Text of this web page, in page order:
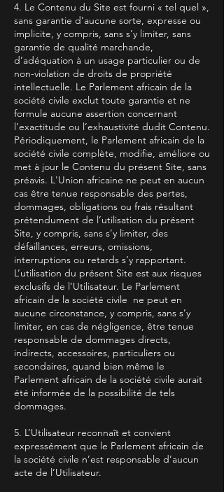
4. Le Contenu du Site est fourni « tel quel »,
sans garantie d’aucune sorte, expresse ou
implicite, y compris, sans s’y limiter, sans
garantie de qualité marchande,
d’adéquation à un usage particulier ou de
non-violation de droits de propriété
intellectuelle. Le Parlement africain de la
société civile exclut toute garantie et ne
formule aucune assertion concernant
l’exactitude ou l’exhaustivité dudit Contenu.
Périodiquement, le Parlement africain de la
société civile complète, modifie, améliore ou
met à jour le Contenu du présent Site, sans
préavis. L'Union africaine ne peut en aucun
cas être tenue responsable des pertes,
dommages, obligations ou frais résultant
prétendument de l’utilisation du présent
Site, y compris, sans s’y limiter, des
défaillances, erreurs, omissions,
interruptions ou retards s’y rapportant.
L’utilisation du présent Site est aux risques
exclusifs de l’Utilisateur. Le Parlement
africain de la société civile ne peut en
aucune circonstance, y compris, sans s’y
limiter, en cas de négligence, être tenue
responsable de dommages directs,
indirects, accessoires, particuliers ou
secondaires, quand bien même le
Parlement africain de la société civile aurait
été informée de la possibilité de tels
dommages.
5. L’Utilisateur reconnaît et convient
expressément que le Parlement africain de
la société civile n’est responsable d’aucun
acte de l’Utilisateur.